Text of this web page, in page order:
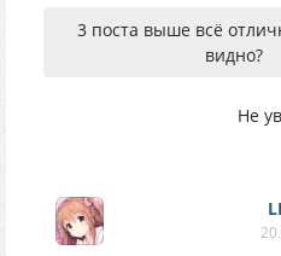
3 поста выше всё
видно?
Не